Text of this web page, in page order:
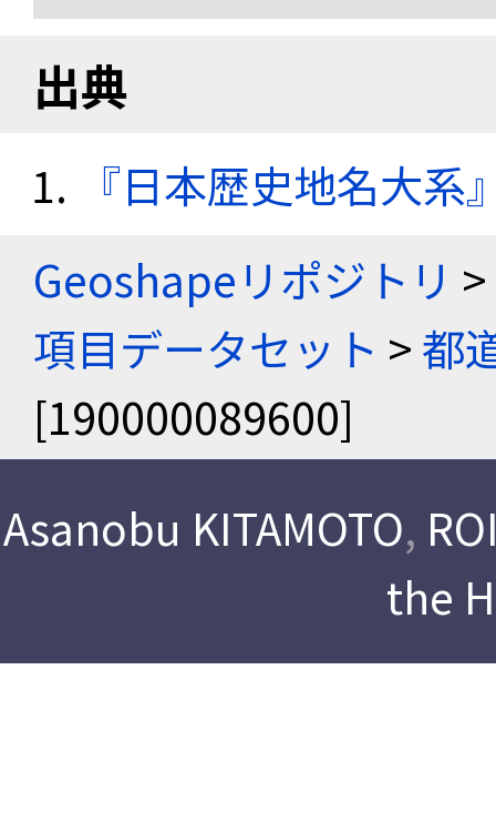
出典
『日本歴史地名大
Geoshapeリポジトリ >
項目データセット >都
[190000089600]
Asanobu KITAMOTO,
the